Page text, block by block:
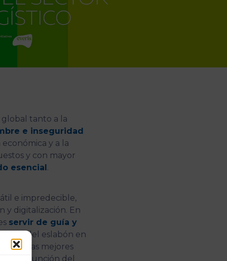
tanto a la
e inseguridad
y a la
y con mayor
esencial .
e impredecible,
y digitalización. En
servir de guía y
del eslabón en
las mejores
y en función del